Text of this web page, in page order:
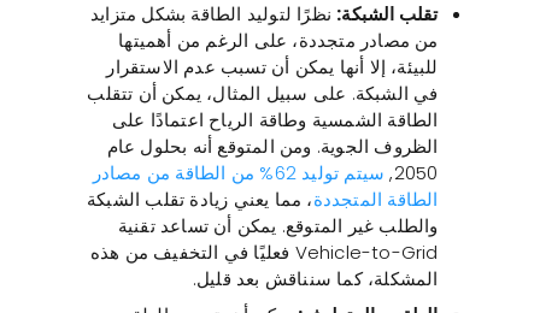
تقلب الشبكة: نظرًا لتوليد الطاقة بشكل متزايد
من مصادر متجددة، على الرغم من أهميتها
للبيئة، إلا أنها يمكن أن تسبب عدم الاستقرار
في الشبكة. على سبيل المثال، يمكن أن تتقلب
الطاقة الشمسية وطاقة الرياح اعتمادًا على
الظروف الجوية. ومن المتوقع أنه بحلول عام
2050,
سيتم توليد 62% من الطاقة من مصادر
الطاقة المتجددة، مما يعني زيادة تقلب الشبكة
والطلب غير المتوقع. يمكن أن تساعد تقنية
Vehicle-to-Grid فعليًا في التخفيف من هذه
المشكلة، كما سنناقش بعد قليل.